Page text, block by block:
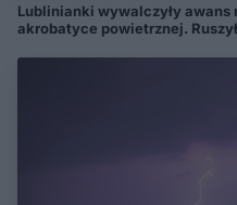
Lublinianki wywalczyły
akrobatyce powietrznej.